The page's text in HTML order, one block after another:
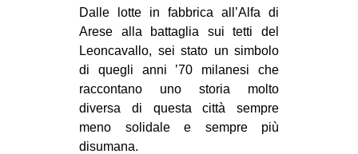
RECENSIONI
INTERNAZIONALE
AMERICHE
ESTREMO ORIENTE
Dalle lotte in fabbrica all’Alfa di
Arese alla battaglia sui tetti del
Leoncavallo, sei stato un simbolo
di quegli anni ’70 milanesi che
raccontano uno storia molto
diversa di questa città sempre
meno solidale e sempre più
disumana.